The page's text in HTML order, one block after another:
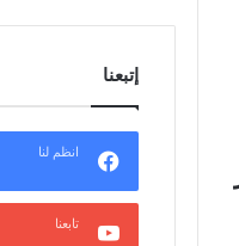
إتبعنا
انظم لنا
تابعنا